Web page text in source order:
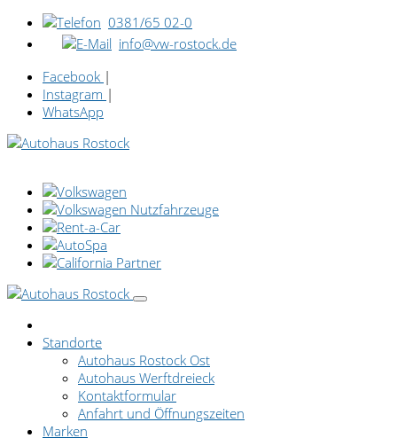
0381/65 02-0
info@vw-rostock.de
Facebook |
Instagram |
WhatsApp
Standorte
Autohaus Rostock Ost
Autohaus Werftdreieck
Kontaktformular
Anfahrt und Öffnungszeiten
Marken